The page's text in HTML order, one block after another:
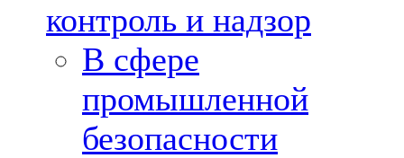
контроль и надзор
В сфере
промышленной
безопасности